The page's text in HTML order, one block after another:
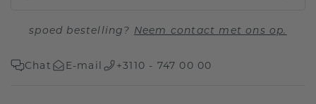
spoed bestelling? Neem contact met ons op.
Chat E-mail +3110 - 747 00 00